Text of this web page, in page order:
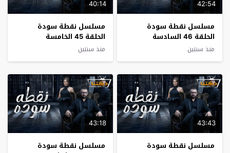
42:54
مسلسل نقطة سودة
الحلقة 46 السادسة
والاربعون
منذ سنتين
40:14
مسلسل نقطة سودة
الحلقة 45 الخامسة
والاربعون
منذ سنتين
43:43
مسلسل نقطة سودة
43:18
مسلسل نقطة سودة